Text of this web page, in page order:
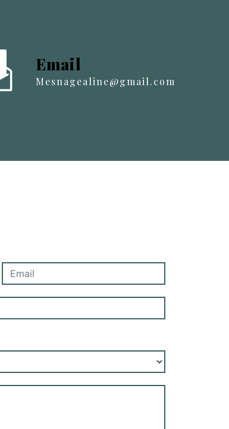
Email
mesnagealine@gmail.com